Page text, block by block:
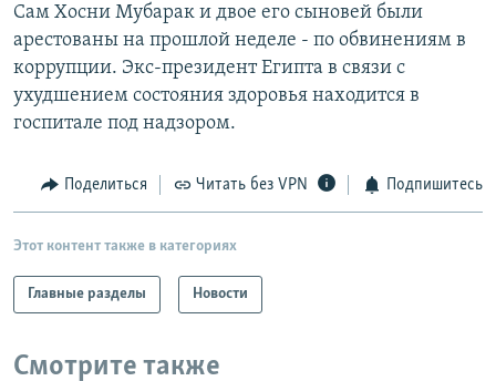
Все сайты РСЕ/РС
Сам Хосни Мубарак и двое его сыновей были
арестованы на прошлой неделе - по обвинениям в
коррупции. Экс-президент Египта в связи с
ухудшением состояния здоровья находится в
госпитале под надзором.
Поделиться Читать без VPN Подпишитесь
Этот контент также в категориях
Главные разделы Новости
Смотрите также